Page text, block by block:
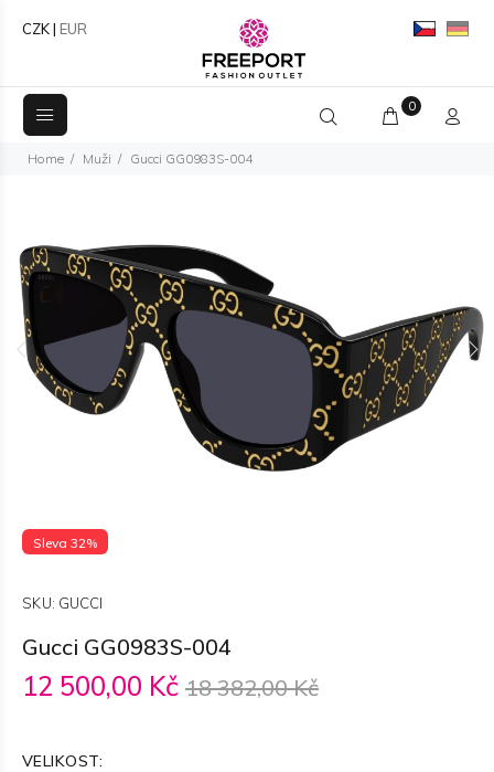
CZK| EUR
0
Home Muži Gucci GG0983S-004
Sleva 32%
SKU: GUCCI
Gucci GG0983S-004
12 500,00 Kč 18 382,00 Kč
VELIKOST: